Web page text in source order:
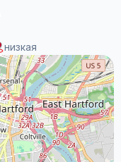
низкая